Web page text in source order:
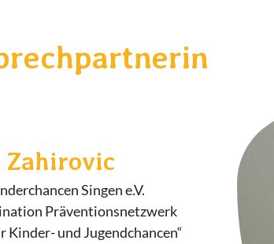
Singen e.V.
Präventionsnetzwerk
Kinder- und Jugendchancen“